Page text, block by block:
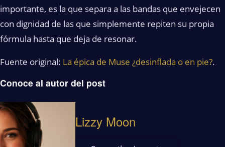
importante, es la que separa a las bandas que envejecen
con dignidad de las que simplemente repiten su propia
fórmula hasta que deja de resonar.
Fuente original: La épica de Muse ¿desinflada o en pie?.
Conoce al autor del post
Lizzy Moon